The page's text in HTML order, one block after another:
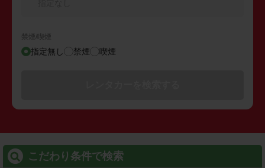
禁煙/喫煙
指定無し 禁煙 喫煙
こだわり条件で検索